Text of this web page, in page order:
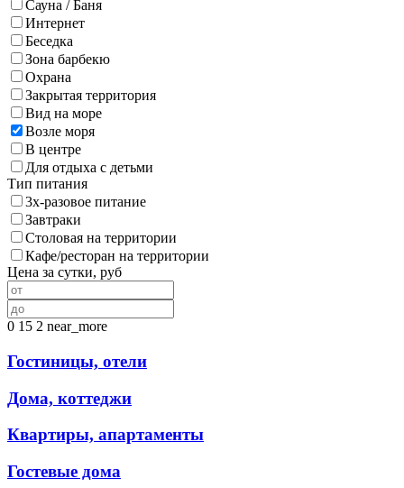
Сауна / Баня
Интернет
Беседка
Зона барбекю
Охрана
Закрытая территория
Вид на море
Возле моря
В центре
Для отдыха с детьми
Тип питания
3х-разовое питание
Завтраки
Столовая на территории
Кафе/ресторан на территории
Цена за сутки, руб
0 15 2 near_more
Гостиницы, отели
Дома, коттеджи
Квартиры, апартаменты
Гостевые дома